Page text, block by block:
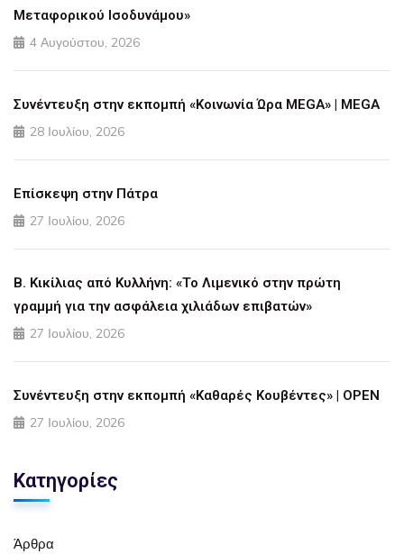
Μεταφορικού Ισοδυνάμου»
4 Αυγούστου, 2026
Συνέντευξη στην εκπομπή «Κοινωνία Ώρα MEGA» | MEGA
28 Ιουλίου, 2026
Επίσκεψη στην Πάτρα
27 Ιουλίου, 2026
Β. Κικίλιας από Κυλλήνη: «Το Λιμενικό στην πρώτη
γραμμή για την ασφάλεια χιλιάδων επιβατών»
27 Ιουλίου, 2026
Συνέντευξη στην εκπομπή «Καθαρές Κουβέντες» | OPEN
27 Ιουλίου, 2026
Κατηγορίες
Άρθρα